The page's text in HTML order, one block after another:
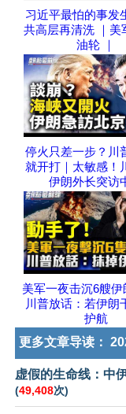
习近平最怕的事发
共高层再清洗 ｜美
油轮 ｜
停火只差一步？川
就开打｜太敏感！
伊朗外长突访
美军一夜击沉6艘伊
川普放话：若伊朗
护航
更多文章导读：
虚假的生命线：中
(49,408次)